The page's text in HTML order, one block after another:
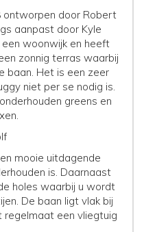
ontworpen door Robert
aanpast door Kyle
een woonwijk en heeft
zonnig terras waarbij
baan. Het is een zeer
niet per se nodig is.
greens en
mooie uitdagende
is. Daarnaast
holes waarbij u wordt
De baan ligt vlak bij
een vliegtuig